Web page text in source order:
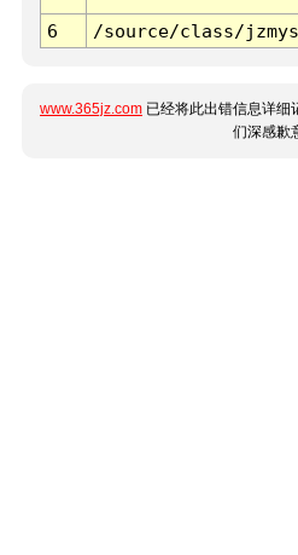
6 /source/class/
www.365jz.com 已经将此出错信息详细
们深感歉